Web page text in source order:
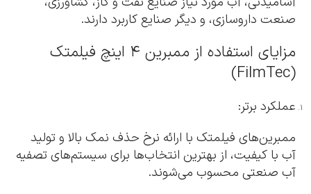
صنعت داروسازی، و دیگر صنایع کاربرد دارند.
مزایای استفاده از ممبرین ۴ اینچ فیلمتک
(FilmTec)
عملکرد برتر:
ممبرین‌های فیلمتک با ارائه نرخ حذف نمک بالا و تولید
آب با کیفیت، از بهترین انتخاب‌ها برای سیستم‌های تصفیه
آب صنعتی محسوب می‌شوند.